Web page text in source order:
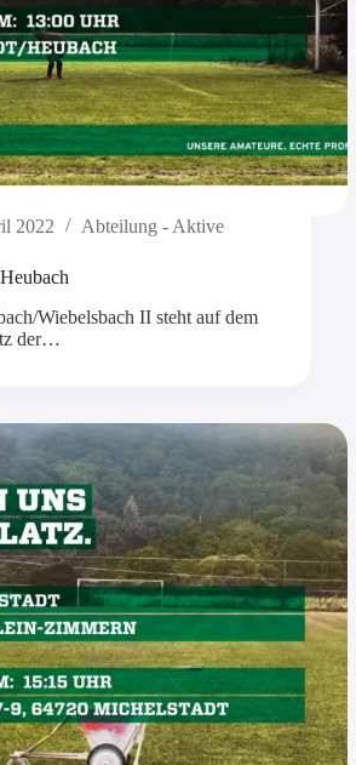
2022 Abteilung - Aktive
Wiebelsbach II steht auf dem
der…